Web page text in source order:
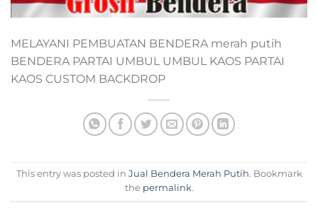
MELAYANI PEMBUATAN BENDERA merah putih
BENDERA PARTAI UMBUL UMBUL KAOS PARTAI
KAOS CUSTOM BACKDROP
This entry was posted in Jual Bendera Merah Putih. Bookmark
the permalink.